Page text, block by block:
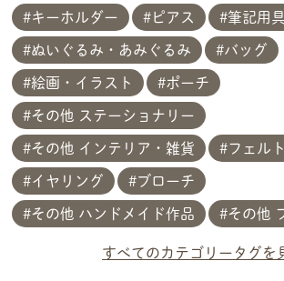
キーホルダー ピアス 筆記用
ぬいぐるみ・あみぐるみ バッグ
絵画・イラスト ポーチ
その他 ステーショナリー
その他 インテリア・雑貨 フェルト
イヤリング ブローチ
その他 ハンドメイド作品 その他
すべてのカテゴリータグを